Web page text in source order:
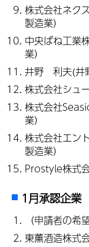
株式会社ネク
製造業）
中央ばね工業
業）
井野 利夫(井
株式会社シュ
株式会社
業）
株式会社エン
製造業）
Prostyle株式
1月承認企業
（申請者の希
東薫酒造株式